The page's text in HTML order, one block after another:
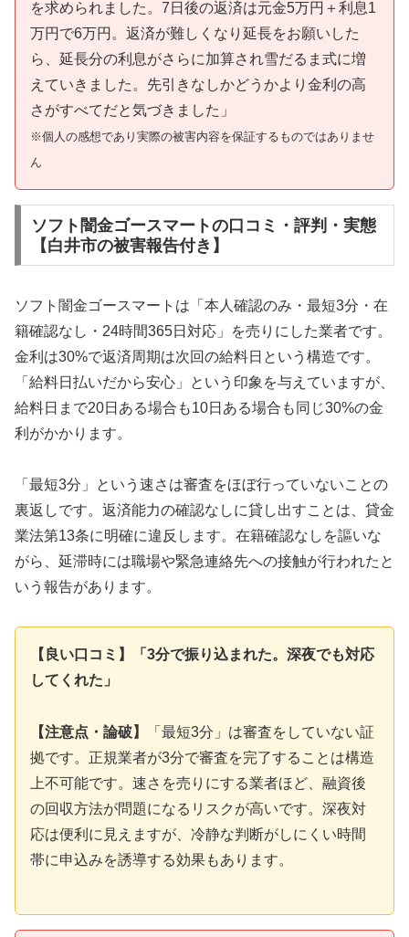
を求められました。7日後の返済は元金5万円＋利息1
万円で6万円。返済が難しくなり延長をお願いした
ら、延長分の利息がさらに加算され雪だるま式に増
えていきました。先引きなしかどうかより金利の高
さがすべてだと気づきました」
※個人の感想であり実際の被害内容を保証するものではありませ
ん
ソフト闇金ゴースマートの口コミ・評判・実態
【白井市の被害報告付き】
ソフト闇金ゴースマートは「本人確認のみ・最短3分・在
籍確認なし・24時間365日対応」を売りにした業者です。
金利は30%で返済周期は次回の給料日という構造です。
「給料日払いだから安心」という印象を与えていますが、
給料日まで20日ある場合も10日ある場合も同じ30%の金
利がかかります。
「最短3分」という速さは審査をほぼ行っていないことの
裏返しです。返済能力の確認なしに貸し出すことは、貸金
業法第13条に明確に違反します。在籍確認なしを謳いな
がら、延滞時には職場や緊急連絡先への接触が行われたと
いう報告があります。
【良い口コミ】「3分で振り込まれた。深夜でも対応
してくれた」
【注意点・論破】
「最短3分」は審査をしていない証
拠です。正規業者が3分で審査を完了することは構造
上不可能です。速さを売りにする業者ほど、融資後
の回収方法が問題になるリスクが高いです。深夜対
応は便利に見えますが、冷静な判断がしにくい時間
帯に申込みを誘導する効果もあります。